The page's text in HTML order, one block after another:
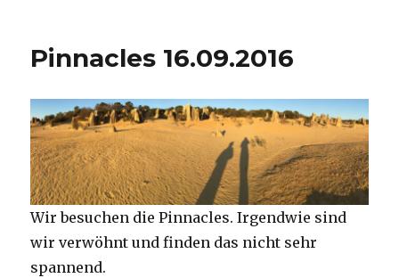
Pinnacles 16.09.2016
Wir besuchen die Pinnacles. Irgendwie sind
wir verwöhnt und finden das nicht sehr
spannend.